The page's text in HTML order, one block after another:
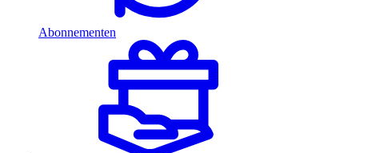
Abonnementen